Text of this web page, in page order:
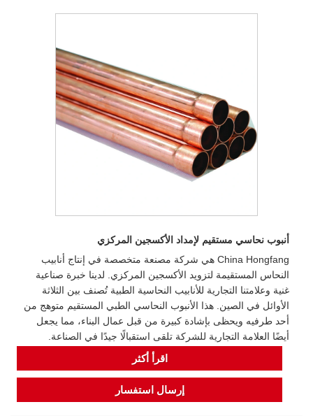
أنبوب نحاسي مستقيم لإمداد الأكسجين المركزي
China Hongfang هي شركة مصنعة متخصصة في إنتاج أنابيب
النحاس المستقيمة لتزويد الأكسجين المركزي. لدينا خبرة صناعية
غنية وعلامتنا التجارية للأنابيب النحاسية الطبية تُصنف بين الثلاثة
الأوائل في الصين. هذا الأنبوب النحاسي الطبي المستقيم متوهج من
أحد طرفيه ويحظى بإشادة كبيرة من قبل عمال البناء، مما يجعل
أيضًا العلامة التجارية للشركة تلقى استقبالًا جيدًا في الصناعة.
اقرأ أكثر
إرسال استفسار